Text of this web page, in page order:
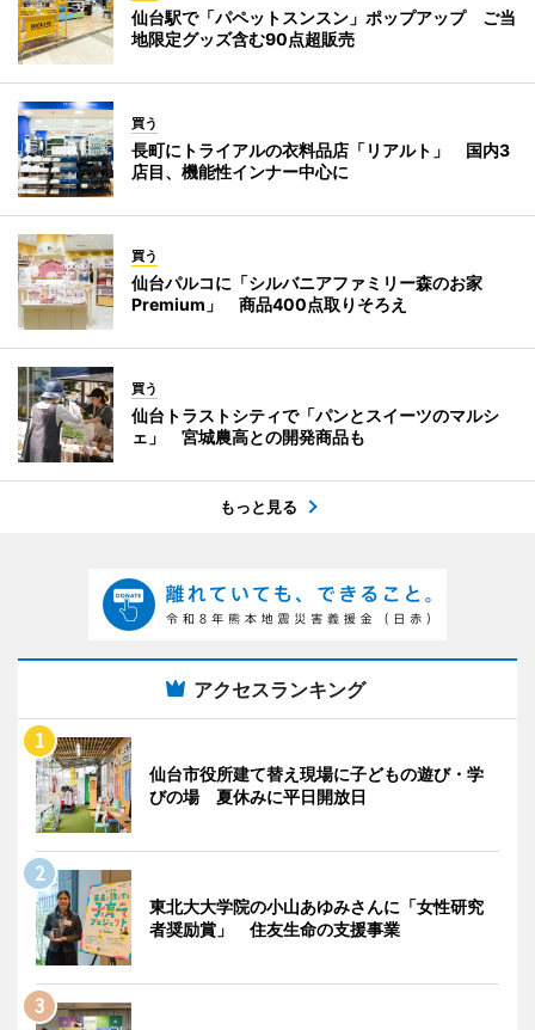
仙台駅で「パペットスンスン」ポップアップ ご当
地限定グッズ含む90点超販売
買う
長町にトライアルの衣料品店「リアルト」 国内3
店目、機能性インナー中心に
買う
仙台パルコに「シルバニアファミリー森のお家
Premium」 商品400点取りそろえ
買う
仙台トラストシティで「パンとスイーツのマルシ
ェ」 宮城農高との開発商品も
もっと見る
アクセスランキング
仙台市役所建て替え現場に子どもの遊び・学
びの場 夏休みに平日開放日
東北大大学院の小山あゆみさんに「女性研究
者奨励賞」 住友生命の支援事業